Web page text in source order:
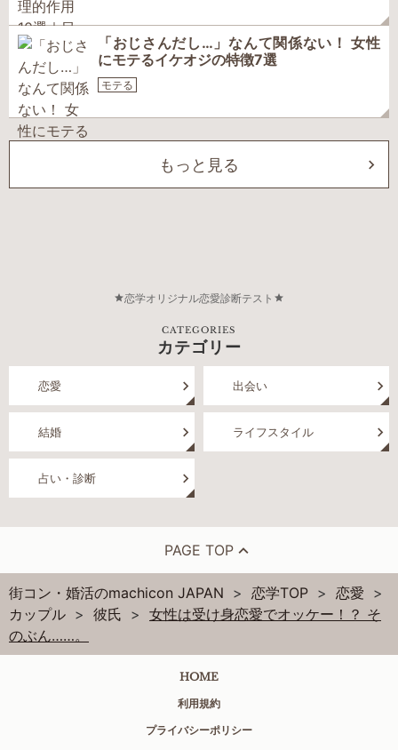
「おじさんだし…」なんて関係ない！ 女性
にモテるイケオジの特徴7選
モテる
もっと見る
恋学オリジナル恋愛診断テスト
CATEGORIES
カテゴリー
恋愛 出会い
結婚 ライフスタイル
占い・診断
PAGE TOP
街コン・婚活のmachicon JAPAN 恋学TOP
恋愛
カップル
彼氏
女性は受け身恋愛でオッケー！？ そ
のぶん……。
HOME
利用規約
プライバシーポリシー